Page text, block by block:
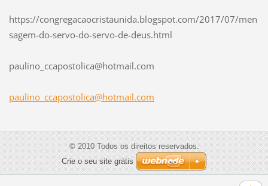
https://congregacaocristaunida.blogspot.com/2017/07/men
sagem-do-servo-do-servo-de-deus.html
paulino_ ccapostolica@hotmail.com
paulino_ccapostolica@hotmail.com
© 2010 Todos os direitos reservados.
Crie o seu site grátis